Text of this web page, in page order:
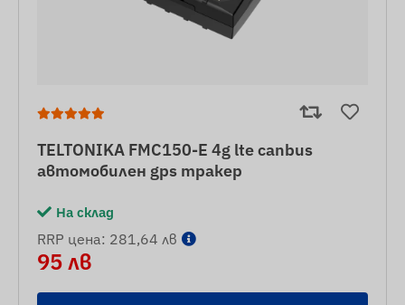
TELTONIKA FMC150-E 4g lte canbus
автомобилен gps тракер
На склад
RRP цена: 281,64 лв
95 лв